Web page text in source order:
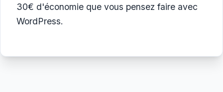
30€ d'économie que vous pensez faire avec
WordPress.